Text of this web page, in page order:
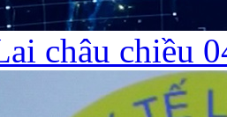
châu chiều